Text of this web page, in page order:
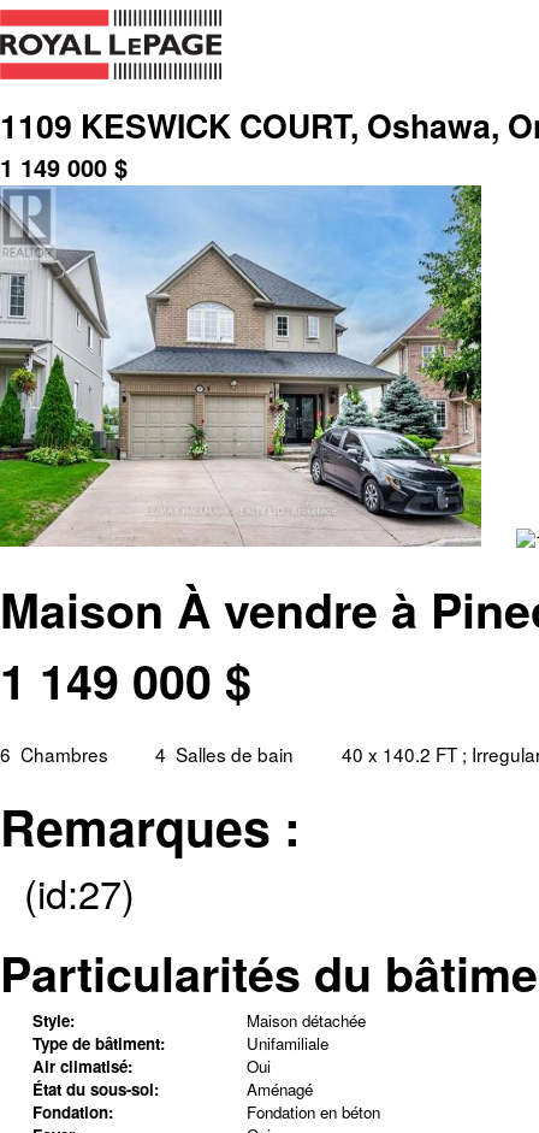
1109 KESWICK COURT, Oshawa,
1 149 000 $
Maison À vendre à
1 149 000 $
6 Chambres 4 Salles de bain 40 x 140.2 FT ;
Remarques :
(id:27)
Particularités du
Style:
Maison détachée
Type de bâtiment:
Unifamiliale
Air climatisé:
Oui
État du sous-sol:
Aménagé
Fondation:
Fondation en béton